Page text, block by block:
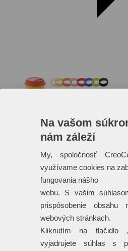
Reklamné predmety s
potlačou
Dáždniky
Tašky
Hračky
Klobúky
Na vašom
nám záleží
My, spoločnosť
využívame cookies na
fungovania nášho
webu. S vašim
prispôsobenie obsahu
webových stránkach.
Kliknutím na tlačidlo
vyjadrujete súhlas s